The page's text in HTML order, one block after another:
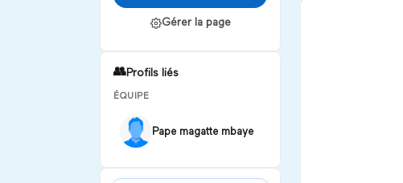
Gérer la page
👥Profils liés
ÉQUIPE
Pape magatte mbaye